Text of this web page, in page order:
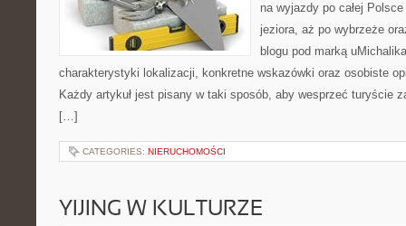
na wyjazdy po całej
jeziora, aż po wybrzeże
blogu pod marką
charakterystyki lokalizacji, konkretne wskazówki oraz osobiste
Każdy artykuł jest pisany w taki sposób, aby wesprzeć turyście
[…]
CATEGORIES: NIERUCHOMOŚCI
YIJING W KULTURZE